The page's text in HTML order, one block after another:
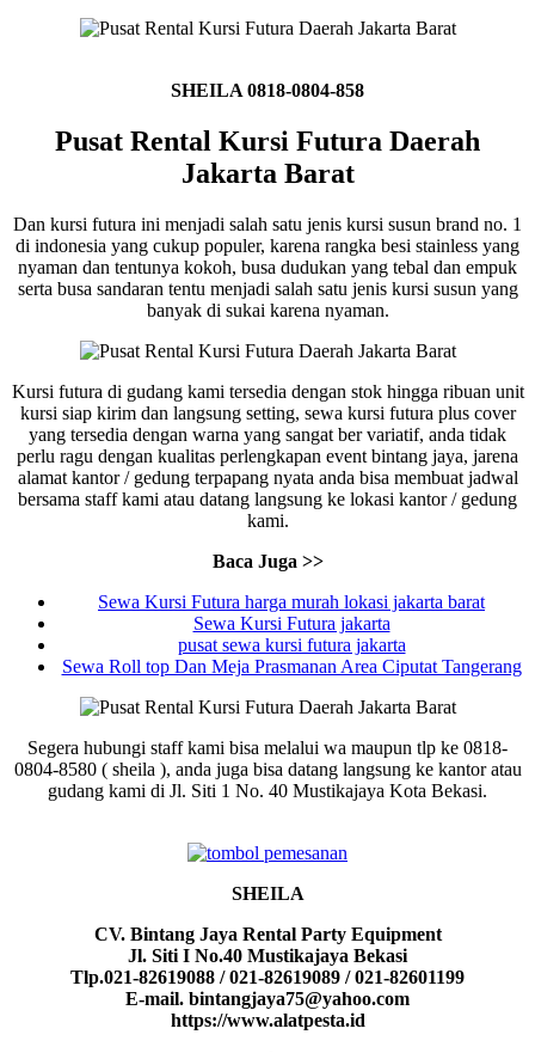
SHEILA 0818-0804-858
Pusat Rental Kursi Futura Daerah
Jakarta Barat
Dan kursi futura ini menjadi salah satu jenis kursi susun brand no. 1
di indonesia yang cukup populer, karena rangka besi stainless yang
nyaman dan tentunya kokoh, busa dudukan yang tebal dan empuk
serta busa sandaran tentu menjadi salah satu jenis kursi susun yang
banyak di sukai karena nyaman.
Kursi futura di gudang kami tersedia dengan stok hingga ribuan unit
kursi siap kirim dan langsung setting, sewa kursi futura plus cover
yang tersedia dengan warna yang sangat ber variatif, anda tidak
perlu ragu dengan kualitas perlengkapan event bintang jaya, jarena
alamat kantor / gedung terpapang nyata anda bisa membuat jadwal
bersama staff kami atau datang langsung ke lokasi kantor / gedung
kami.
Baca Juga >>
Sewa Kursi Futura harga murah lokasi jakarta barat
Sewa Kursi Futura jakarta
pusat sewa kursi futura jakarta
Sewa Roll top Dan Meja Prasmanan Area Ciputat Tangerang
Segera hubungi staff kami bisa melalui wa maupun tlp ke 0818-
0804-8580 ( sheila ), anda juga bisa datang langsung ke kantor atau
gudang kami di Jl. Siti 1 No. 40 Mustikajaya Kota Bekasi.
SHEILA
CV. Bintang Jaya Rental Party Equipment
Jl. Siti I No.40 Mustikajaya Bekasi
Tlp.021-82619088 / 021-82619089 / 021-82601199
E-mail. bintangjaya75@yahoo.com
https://www.alatpesta.id